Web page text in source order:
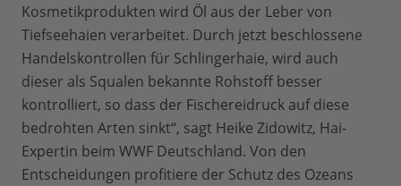
Kosmetikprodukten wird Öl aus der Leber von
Tiefseehaien verarbeitet. Durch jetzt beschlossene
Handelskontrollen für Schlingerhaie, wird auch
dieser als Squalen bekannte Rohstoff besser
kontrolliert, so dass der Fischereidruck auf diese
bedrohten Arten sinkt“, sagt Heike Zidowitz, Hai-
Expertin beim WWF Deutschland. Von den
Entscheidungen profitiere der Schutz des Ozeans